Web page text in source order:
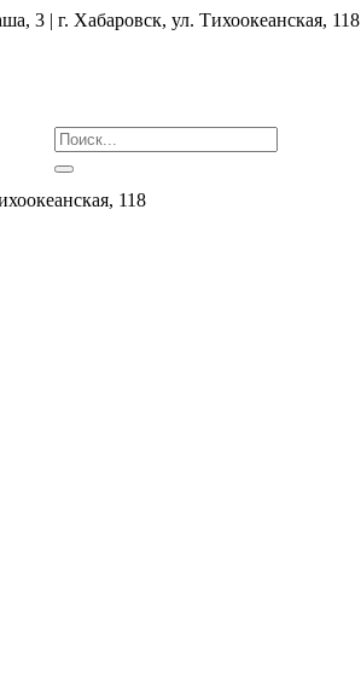
3 | г. Хабаровск, ул. ​Тихоокеанская, 118
118